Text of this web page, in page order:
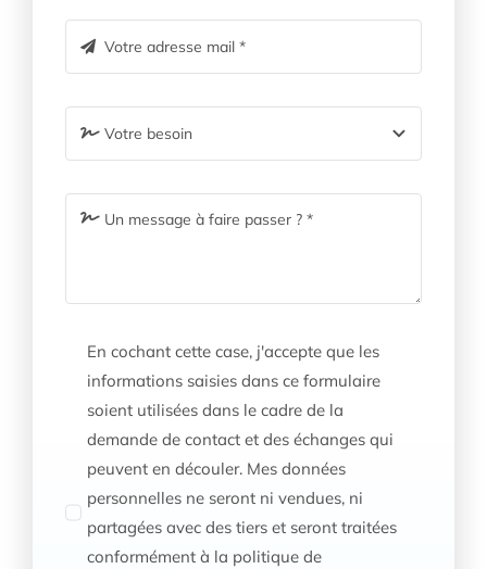
En cochant cette case, j'accepte que les
informations saisies dans ce formulaire
soient utilisées dans le cadre de la
demande de contact et des échanges qui
peuvent en découler. Mes données
personnelles ne seront ni vendues, ni
partagées avec des tiers et seront traitées
conformément à la politique de